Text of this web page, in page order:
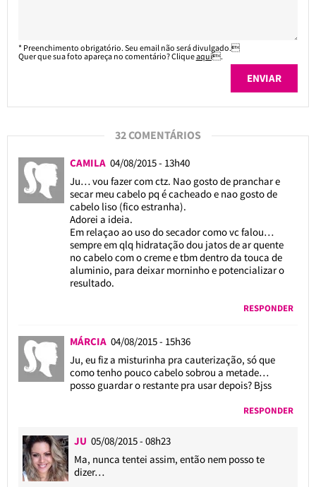
* Preenchimento obrigatório. Seu email não será divulgado.
Quer que sua foto apareça no comentário? Cliqueaqui.
32 COMENTÁRIOS
CAMILA 04/08/2015 - 13h40
Ju… vou fazer com ctz. Nao gosto de pranchar e
secar meu cabelo pq é cacheado e nao gosto de
cabelo liso (fico estranha).
Adorei a ideia.
Em relaçao ao uso do secador como vc falou…
sempre em qlq hidratação dou jatos de ar quente
no cabelo com o creme e tbm dentro da touca de
aluminio, para deixar morninho e potencializar o
resultado.
RESPONDER
MÁRCIA 04/08/2015 - 15h36
Ju, eu fiz a misturinha pra cauterização, só que
como tenho pouco cabelo sobrou a metade…
posso guardar o restante pra usar depois? Bjss
RESPONDER
JU 05/08/2015 - 08h23
Ma, nunca tentei assim, então nem posso te
dizer…